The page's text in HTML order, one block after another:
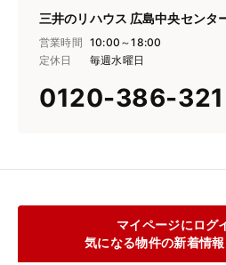
三井のリハウス 広島中央センタ
営業時間 10:00～18:00
定休日
毎週水曜日
0120-386-321
マイページにログ
気になる物件の新着情